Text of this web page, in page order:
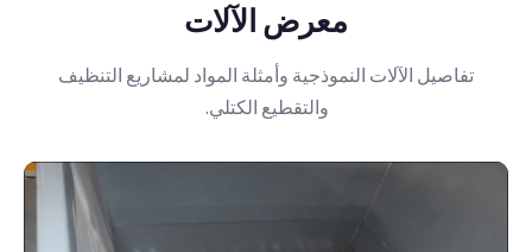
معرض الآلات
تفاصيل الآلات النموذجية وأمثلة المواد لمشاريع التنظيف
والتقطيع الكتلي.